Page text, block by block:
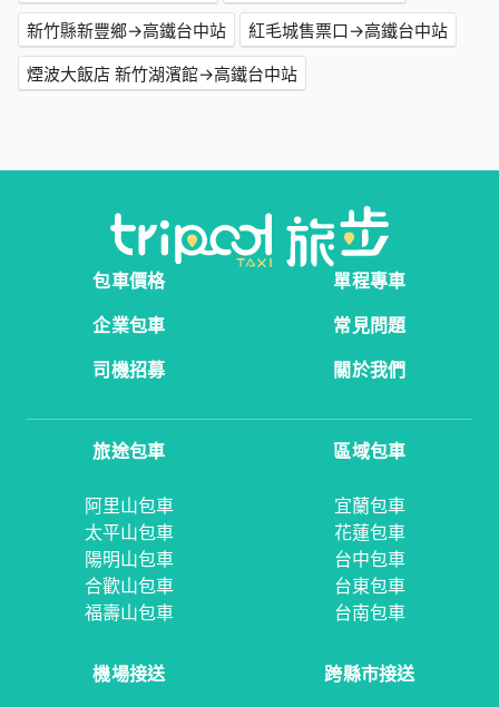
新竹縣新豐鄉→高鐵台中站
紅毛城售票口→高鐵台中站
煙波大飯店 新竹湖濱館→高鐵台中站
包車價格
單程專車
企業包車
常見問題
司機招募
關於我們
旅途包車
阿里山包車
太平山包車
陽明山包車
合歡山包車
福壽山包車
區域包車
宜蘭包車
花蓮包車
台中包車
台東包車
台南包車
機場接送 跨縣市接送